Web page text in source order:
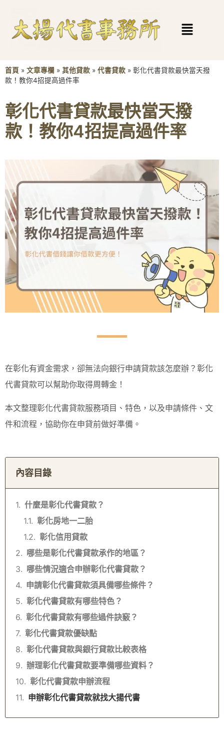
首頁 » 文章專欄 » 其他貸款 » 代書貸款 » 彰化代書貸款最快當天撥
款！教你4招提高過件率
彰化代書貸款最快當天撥
款！教你4招提高過件率
在彰化有資金需求，卻無法向銀行申請貸款該怎麼辦？彰化
代書貸款可以幫助你取得周轉金！
本文整理彰化代書貸款服務項目、特色，以及申請條件、文
件和流程，協助你在申貸前做好準備。
內容目錄
什麼是彰化代書貸款？
彰化房地一二胎
彰化信用貸款
哪些是彰化代書貸款承作的地區？
哪些情況適合申辦彰化代書貸款？
申請彰化代書貸款須具備哪些條件？
彰化代書貸款有哪些特色？
彰化代書貸款有哪些過件訣竅？
彰化代書貸款優缺點
彰化代書貸款與銀行貸款比較表格
辦理彰化代書貸款要準備哪些資料？
彰化代書貸款申辦流程
申辦彰化代書貸款就找大揚代書